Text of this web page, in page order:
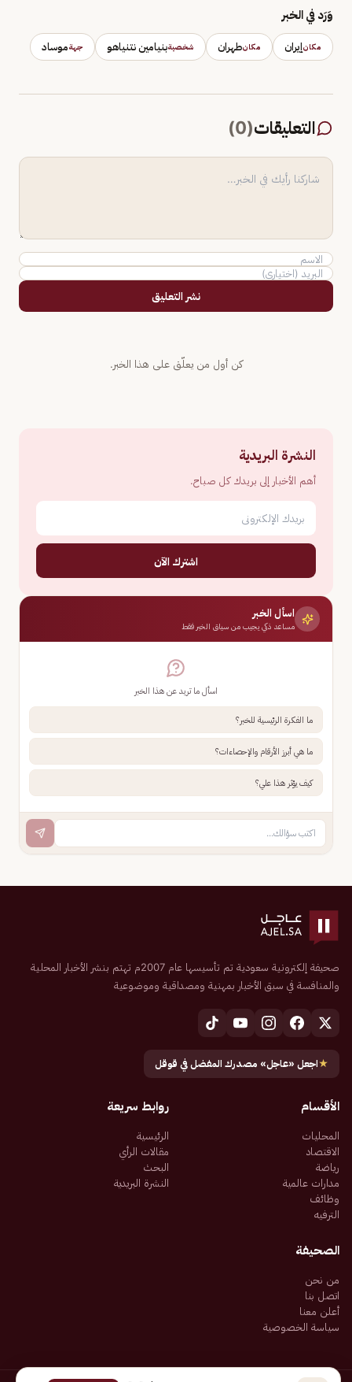
وَرَد في الخبر
مكانإيران مكانطهران شخصيةبنيامين نتنياهو جهةموساد
التعليقات(
0
)
نشر التعليق
كن أول من يعلّق على هذا الخبر.
النشرة البريدية
أهم الأخبار إلى بريدك كل صباح.
اشترك الآن
اسأل الخبر
مساعد ذكي يجيب من سياق الخبر فقط
اسأل ما تريد عن هذا الخبر
ما الفكرة الرئيسية للخبر؟
ما هي أبرز الأرقام والإحصاءات؟
كيف يؤثر هذا علي؟
صحيفة إلكترونية سعودية تم تأسيسها عام 2007م تهتم بنشر الأخبار المحلية
والمنافسة في سبق الأخبار بمهنية ومصداقية وموضوعية
★اجعل «عاجل» مصدرك المفضل في قوقل
الأقسام
المحليات
الاقتصاد
رياضة
مدارات عالمية
وظائف
الترفيه
روابط سريعة
الرئيسية
مقالات الرأي
البحث
النشرة البريدية
الصحيفة
من نحن
اتصل بنا
أعلن معنا
سياسة الخصوصية